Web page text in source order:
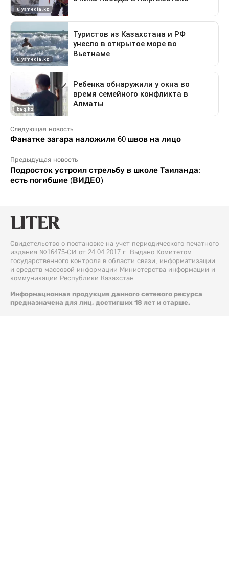
Следующая новость
Фанатке загара наложили 60 швов на лицо
Предыдущая новость
Подросток устроил стрельбу в школе Таиланда:
есть погибшие (ВИДЕО)
Свидетельство о постановке на учет периодического печатного
издания №16475-СИ от 24.04.2017 г. Выдано Комитетом
государственного контроля в области связи, информатизации
и средств массовой информации Министерства информации и
коммуникации Республики Казахстан.
Информационная продукция данного сетевого ресурса
предназначена для лиц, достигших 18 лет и старше.